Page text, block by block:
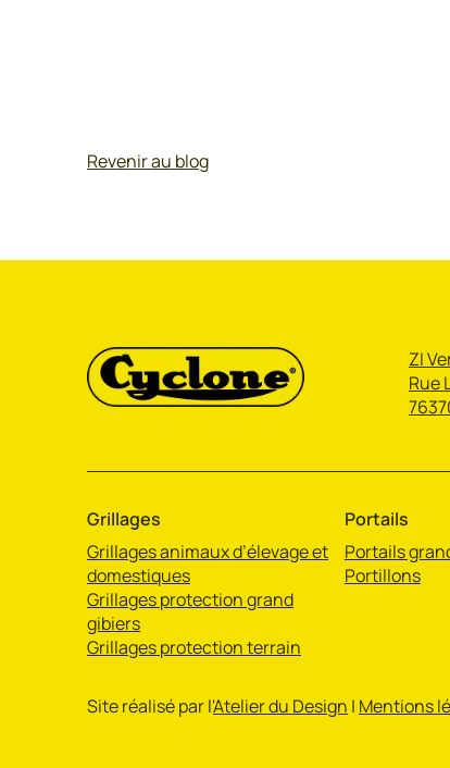
Revenir au blog
ZI
Rue
Grillages
Grillages animaux d’élevage et
domestiques
Grillages protection grand
gibiers
Grillages protection terrain
Portails
Portails
Portillons
Site réalisé par l'Atelier du Design | Mentions